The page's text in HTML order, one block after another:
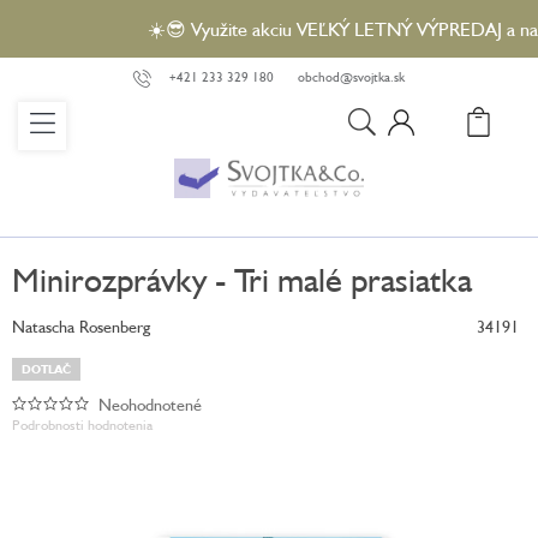
obsah
☀️😎 Využite akciu VEĽKÝ LETNÝ VÝPREDAJ a
+421 233 329 180 obchod@svojtka.sk
Minirozprávky - Tri malé prasiatka
Natascha Rosenberg 34191
Podrobnosti hodnotenia
DOTLAČ
Priemerné
hodnotenie
Neohodnotené